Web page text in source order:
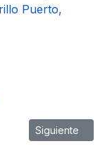
Puerto,
Artículo
Siguiente